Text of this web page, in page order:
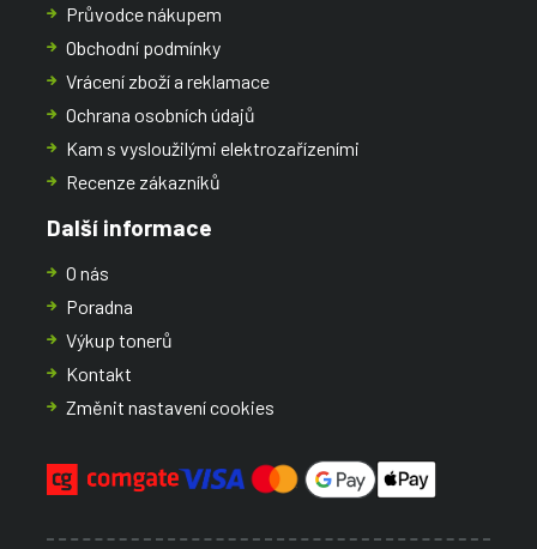
Průvodce nákupem
Obchodní podmínky
Vrácení zboží a reklamace
Ochrana osobních údajů
Kam s vysloužilými elektrozařízeními
Recenze zákazníků
Další informace
O nás
Poradna
Výkup tonerů
Kontakt
Změnit nastavení cookies